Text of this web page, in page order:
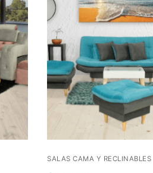
SALAS CAMA Y RECLINABLES